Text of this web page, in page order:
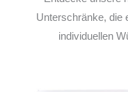
Unterschränke, die
individuellen